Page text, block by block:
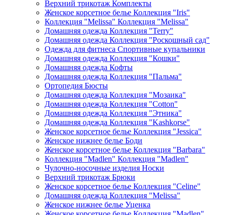
Верхний трикотаж Комплекты
Женское корсетное белье Коллекция "Iris"
Коллекция "Melissa" Коллекция "Melissa"
Домашняя одежда Коллекция "Terry"
Домашняя одежда Коллекция "Роскошный сад"
Одежда для фитнеса Спортивные купальники
Домашняя одежда Коллекция "Кошки"
Домашняя одежда Кофты
Домашняя одежда Коллекция "Пальма"
Ортопедия Бюсты
Домашняя одежда Коллекция "Мозаика"
Домашняя одежда Коллекция "Cotton"
Домашняя одежда Коллекция "Этника"
Домашняя одежда Коллекция "Kashkorse"
Женское корсетное белье Коллекция "Jessica"
Женское нижнее белье Боди
Женское корсетное белье Коллекция "Barbara"
Коллекция "Madlen" Коллекция "Madlen"
Чулочно-носочные изделия Носки
Верхний трикотаж Брюки
Женское корсетное белье Коллекция "Celine"
Домашняя одежда Коллекция "Melissa"
Женское нижнее белье Уценка